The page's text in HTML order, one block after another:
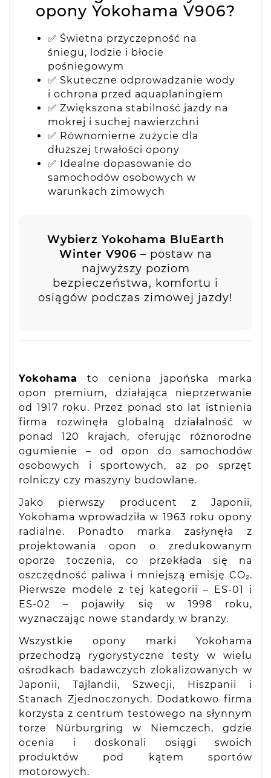
opony Yokohama V906?
✅ Świetna przyczepność na
śniegu, lodzie i błocie
pośniegowym
✅ Skuteczne odprowadzanie wody
i ochrona przed aquaplaningiem
✅ Zwiększona stabilność jazdy na
mokrej i suchej nawierzchni
✅ Równomierne zużycie dla
dłuższej trwałości opony
✅ Idealne dopasowanie do
samochodów osobowych w
warunkach zimowych
Wybierz Yokohama BluEarth
Winter V906 – postaw na
najwyższy poziom
bezpieczeństwa, komfortu i
osiągów podczas zimowej jazdy!
Yokohama
to ceniona japońska marka
opon premium, działająca nieprzerwanie
od 1917 roku. Przez ponad sto lat istnienia
firma rozwinęła globalną działalność w
ponad 120 krajach, oferując różnorodne
ogumienie – od opon do samochodów
osobowych i sportowych, aż po sprzęt
rolniczy czy maszyny budowlane.
Jako pierwszy producent z Japonii,
Yokohama wprowadziła w 1963 roku opony
radialne. Ponadto marka zasłynęła z
projektowania opon o zredukowanym
oporze toczenia, co przekłada się na
oszczędność paliwa i mniejszą emisję CO₂.
Pierwsze modele z tej kategorii – ES-01 i
ES-02 – pojawiły się w 1998 roku,
wyznaczając nowe standardy w branży.
Wszystkie opony marki Yokohama
przechodzą rygorystyczne testy w wielu
ośrodkach badawczych zlokalizowanych w
Japonii, Tajlandii, Szwecji, Hiszpanii i
Stanach Zjednoczonych. Dodatkowo firma
korzysta z centrum testowego na słynnym
torze Nürburgring w Niemczech, gdzie
ocenia i doskonali osiągi swoich
produktów pod kątem sportów
motorowych.